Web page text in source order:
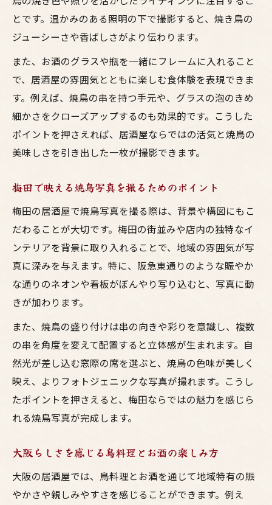
梅田で人気の居酒屋が提案する焼き鳥撮影
お酒と共に楽しむ大阪の鳥料理写真の魅力
焼鳥の美しさを引き出す居酒屋の工夫
焼き鳥写真を撮るなら梅田へ行こう
梅田で焼鳥撮影が楽しくなる居酒屋の選び
方
焼鳥写真をさらに映えさせる梅田の空間活
用
居酒屋で撮る焼鳥とお酒のベストショット
術
梅田の焼鳥がSNS映えする理由と背景
鳥料理の美味しさ引き立つ撮影テクニック
焼鳥の照りとお酒を美しく撮るテクニック
居酒屋の照明を活かした鳥料理撮影法
大阪焼き鳥写真で美味しさを伝える秘訣
お酒のグラスと焼鳥を一緒に写すポイント
フォト映えする焼鳥の背景活用術
大阪の夜景とお酒で焼鳥写真を華やかに
梅田の雰囲気を活かす鳥料理撮影のコツ
焼き鳥画像フリー素材を活用してSNS映え
とです。温かみのある照明の下で撮影すると、焼き鳥の
ジューシーさや香ばしさがより伝わります。
また、お酒のグラスや瓶を一緒にフレームに入れること
で、居酒屋の雰囲気とともに楽しむ食体験を表現できま
す。例えば、焼鳥の串を持つ手元や、グラスの泡のきめ
細かさをクローズアップするのも効果的です。こうした
ポイントを押さえれば、居酒屋ならではの活気と焼鳥の
美味しさを引き出した一枚が撮影できます。
梅田で映える焼鳥写真を撮るためのポイント
梅田の居酒屋で焼鳥写真を撮る際は、背景や構図にもこ
だわることが大切です。梅田の街並みや店内の独特なイ
ンテリアを背景に取り入れることで、地域の雰囲気が写
真に深みを与えます。特に、阪急東通りのような賑やか
な通りのネオンや看板がぼんやり写り込むと、写真に動
きが加わります。
また、焼鳥の盛り付けは串の向きや彩りを意識し、複数
の串を角度を変えて配置すると立体感が生まれます。自
然光が差し込む窓際の席を選ぶと、焼鳥の色味が美しく
映え、よりフォトジェニックな写真が撮れます。こうし
たポイントを押さえると、梅田ならではの魅力を感じら
れる焼鳥写真が完成します。
大阪らしさを感じる鳥料理とお酒の楽しみ方
大阪の居酒屋では、鳥料理とお酒を通じて地域特有の賑
やかさや親しみやすさを感じることができます。例え